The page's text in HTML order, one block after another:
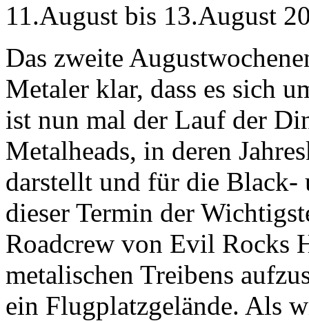
11.August bis 13.August
Das zweite
Metaler klar, dass es sich
ist nun mal der Lauf der
Metalheads, in deren
darstellt und für die Black-
dieser Termin der
Roadcrew von Evil Rocks
metalischen Treibens
ein Flugplatzgelände. Als